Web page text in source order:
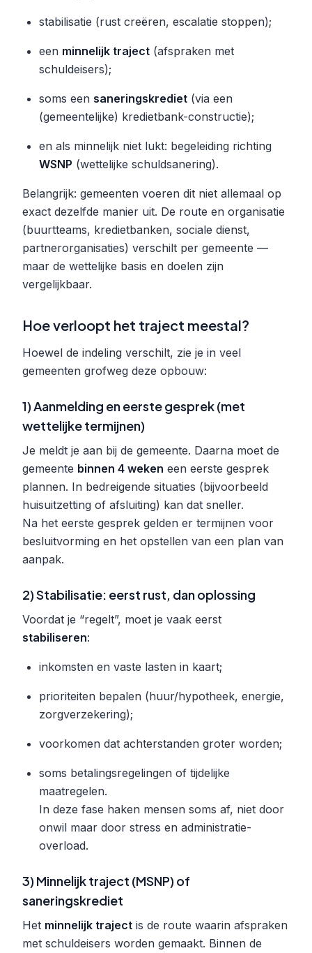
stabilisatie (rust creëren, escalatie stoppen);
een minnelijk traject (afspraken met
schuldeisers);
soms een saneringskrediet (via een
(gemeentelijke) kredietbank-constructie);
en als minnelijk niet lukt: begeleiding richting
WSNP (wettelijke schuldsanering).
Belangrijk: gemeenten voeren dit niet allemaal op
exact dezelfde manier uit. De route en organisatie
(buurtteams, kredietbanken, sociale dienst,
partnerorganisaties) verschilt per gemeente —
maar de wettelijke basis en doelen zijn
vergelijkbaar.
Hoe verloopt het traject meestal?
Hoewel de indeling verschilt, zie je in veel
gemeenten grofweg deze opbouw:
1) Aanmelding en eerste gesprek (met
wettelijke termijnen)
Je meldt je aan bij de gemeente. Daarna moet de
gemeente binnen 4 weken een eerste gesprek
plannen. In bedreigende situaties (bijvoorbeeld
huisuitzetting of afsluiting) kan dat sneller.
Na het eerste gesprek gelden er termijnen voor
besluitvorming en het opstellen van een plan van
aanpak.
2) Stabilisatie: eerst rust, dan oplossing
Voordat je “regelt”, moet je vaak eerst
stabiliseren:
inkomsten en vaste lasten in kaart;
prioriteiten bepalen (huur/hypotheek, energie,
zorgverzekering);
voorkomen dat achterstanden groter worden;
soms betalingsregelingen of tijdelijke
maatregelen.
In deze fase haken mensen soms af, niet door
onwil maar door stress en administratie-
overload.
3) Minnelijk traject (MSNP) of
saneringskrediet
Het minnelijk traject is de route waarin afspraken
met schuldeisers worden gemaakt. Binnen de